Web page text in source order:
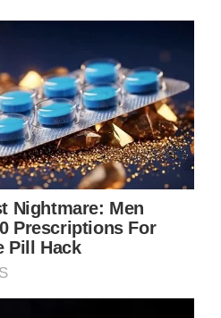
um jogo fácil, por se tratar
quarta-feira (27), que pode
e pela equipe qualificada do
na quarta-feira, para seguirmos